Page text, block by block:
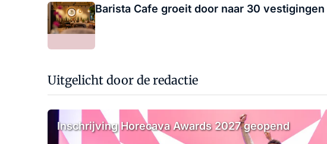
Barista Cafe groeit door naar 30 vestigingen
Uitgelicht door de redactie
Inschrijving Horecava Awards 2027 geopend